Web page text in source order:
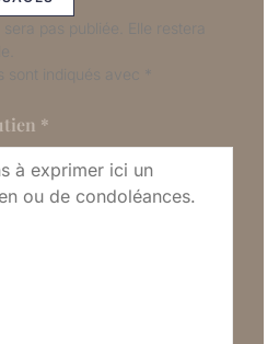
pas publiée. Elle restera
sont indiqués avec
*
*